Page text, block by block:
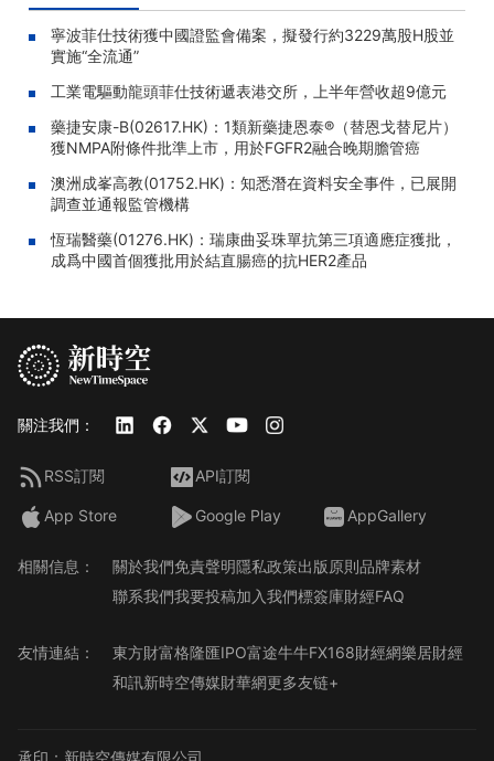
寧波菲仕技術獲中國證監會備案，擬發行約3229萬股H股並
實施“全流通”
工業電驅動龍頭菲仕技術遞表港交所，上半年營收超9億元
藥捷安康-B(02617.HK)：1類新藥捷恩泰®（替恩戈替尼片）
獲NMPA附條件批準上市，用於FGFR2融合晚期膽管癌
澳洲成峯高教(01752.HK)：知悉潛在資料安全事件，已展開
調查並通報監管機構
恆瑞醫藥(01276.HK)：瑞康曲妥珠單抗第三項適應症獲批，
成爲中國首個獲批用於結直腸癌的抗HER2產品
關注我們：
RSS訂閱 API訂閱
App Store Google Play AppGallery
相關信息： 關於我們免責聲明隱私政策出版原則品牌素材
聯系我們我要投稿加入我們標簽庫財經FAQ
友情連結： 東方財富格隆匯IPO富途牛牛FX168財經網樂居財經
和訊新時空傳媒財華網更多友链+
承印：新時空傳媒有限公司